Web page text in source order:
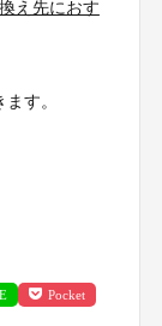
え先におす
す。
Pocket